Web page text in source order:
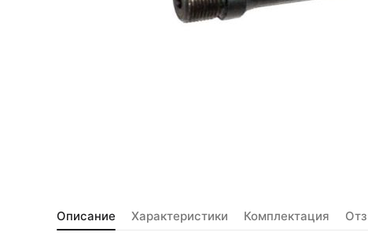
Описание Характеристики Комплектация